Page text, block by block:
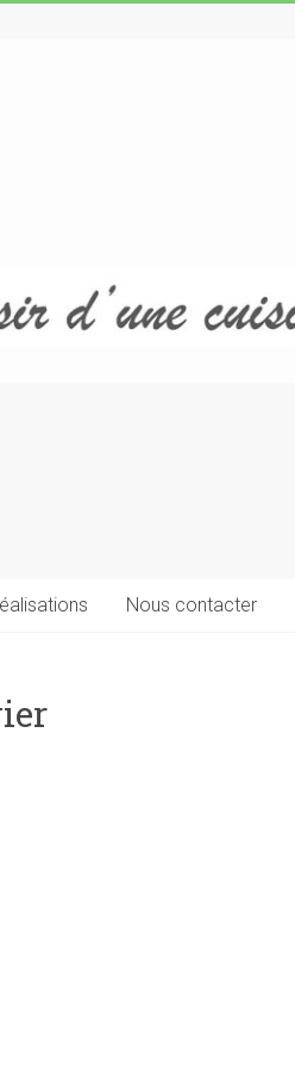
Nous contacter